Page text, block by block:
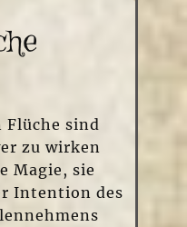
Flüche sind
zu wirken
Magie, sie
Intention des